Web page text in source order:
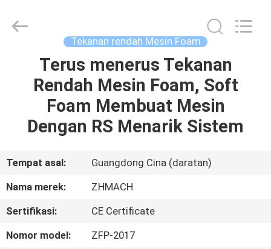
RUMAH
PRODUK
TENTANG
KAMI
PABRIK
equipment
Tekanan rendah Mesin Foam
Terus menerus Tekanan
Rendah Mesin Foam, Soft
Foam Membuat Mesin
Dengan RS Menarik Sistem
Tempat asal:
Guangdong Cina (daratan)
Nama merek:
ZHMACH
Sertifikasi:
CE Certificate
Nomor model:
ZFP-2017